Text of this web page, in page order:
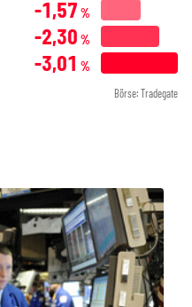
-1,57 %
-2,30 %
-3,01 %
Börse: Tradegate